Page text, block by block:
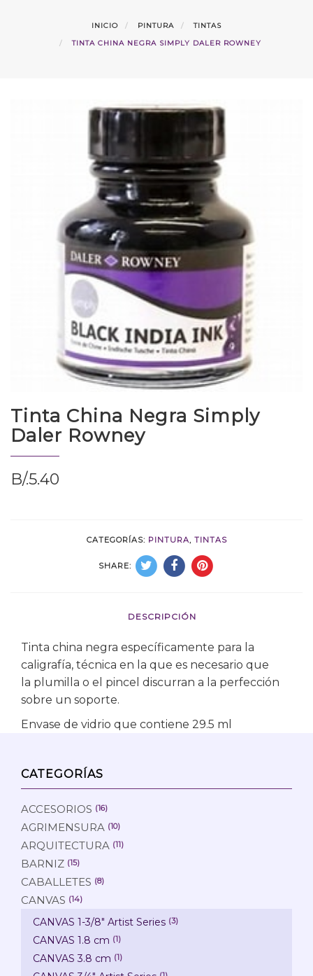
INICIO PINTURA
TINTAS
TINTA CHINA NEGRA SIMPLY DALER ROWNEY
Tinta China Negra Simply
Daler Rowney
B/.5.40
CATEGORÍAS: PINTURA, TINTAS
SHARE:
DESCRIPCIÓN
Tinta china negra específicamente para la
caligrafía, técnica en la que es necesario que
la plumilla o el pincel discurran a la perfección
sobre un soporte.
Envase de vidrio que contiene 29.5 ml
CATEGORÍAS
ACCESORIOS (16)
AGRIMENSURA (10)
ARQUITECTURA (11)
BARNIZ (15)
CABALLETES (8)
CANVAS (14)
CANVAS 1-3/8" Artist Series (3)
CANVAS 1.8 cm (1)
CANVAS 3.8 cm (1)